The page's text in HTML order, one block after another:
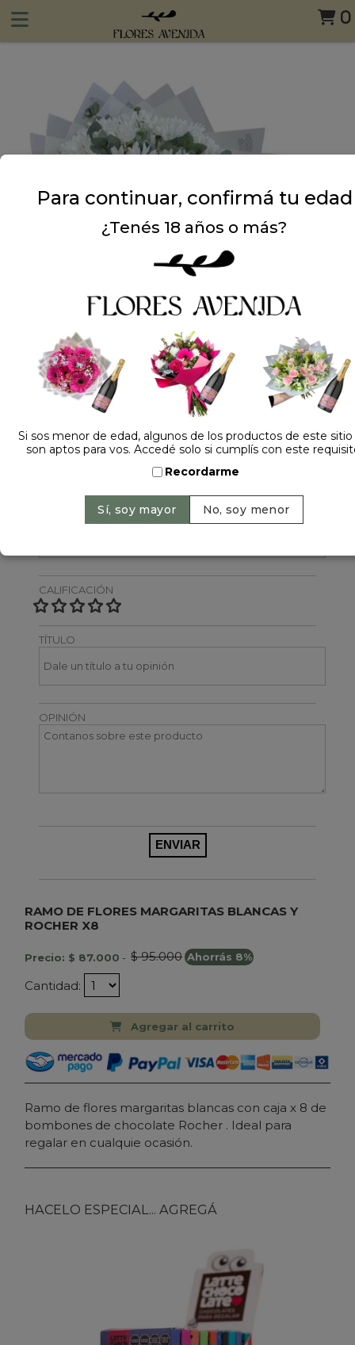
0
Dejá tu opinión
NOMBRE
CALIFICACIÓN
TÍTULO
OPINIÓN
RAMO DE FLORES MARGARITAS BLANCAS Y
ROCHER X8
Precio: $ 87.000 - $ 95.000 Ahorrás 8%
Cantidad:
Agregar al carrito
Ramo de flores margaritas blancas con caja x 8 de
bombones de chocolate Rocher . Ideal para
regalar en cualquie ocasión.
HACELO ESPECIAL... AGREGÁ
Para continuar, confirmá tu edad
¿Tenés 18 años o más?
Si sos menor de edad, algunos de los productos de este
son aptos para vos. Accedé solo si cumplís con este
Recordarme